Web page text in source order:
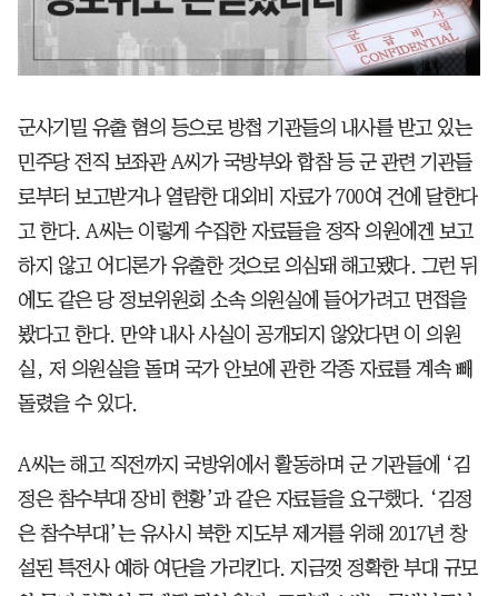
군사기밀 유출 혐의 등으로 방첩 기관들의 내사를 받고 있는
민주당 전직 보좌관 A씨가 국방부와 합참 등 군 관련 기관들
로부터 보고받거나 열람한 대외비 자료가 700여 건에 달한다
고 한다. A씨는 이렇게 수집한 자료들을 정작 의원에겐 보고
하지 않고 어디론가 유출한 것으로 의심돼 해고됐다. 그런 뒤
에도 같은 당 정보위원회 소속 의원실에 들어가려고 면접을
봤다고 한다. 만약 내사 사실이 공개되지 않았다면 이 의원
실, 저 의원실을 돌며 국가 안보에 관한 각종 자료를 계속 빼
돌렸을 수 있다.
A씨는 해고 직전까지 국방위에서 활동하며 군 기관들에 ‘김
정은 참수부대 장비 현황’과 같은 자료들을 요구했다. ‘김정
은 참수부대’는 유사시 북한 지도부 제거를 위해 2017년 창
설된 특전사 예하 여단을 가리킨다. 지금껏 정확한 부대 규모